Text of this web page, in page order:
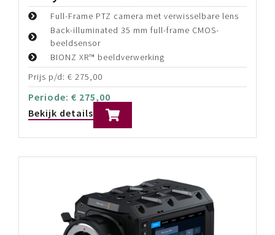
Periode:€899,00
Bekijk details